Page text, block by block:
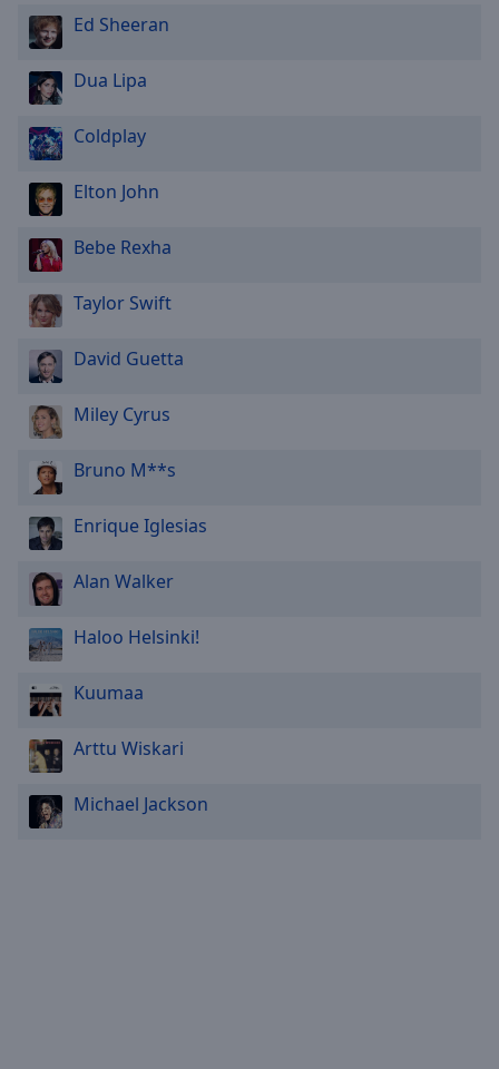
Ed Sheeran
Dua Lipa
Coldplay
Elton John
Bebe Rexha
Taylor Swift
David Guetta
Miley Cyrus
Bruno M**s
Enrique Iglesias
Alan Walker
Haloo Helsinki!
Kuumaa
Arttu Wiskari
Michael Jackson